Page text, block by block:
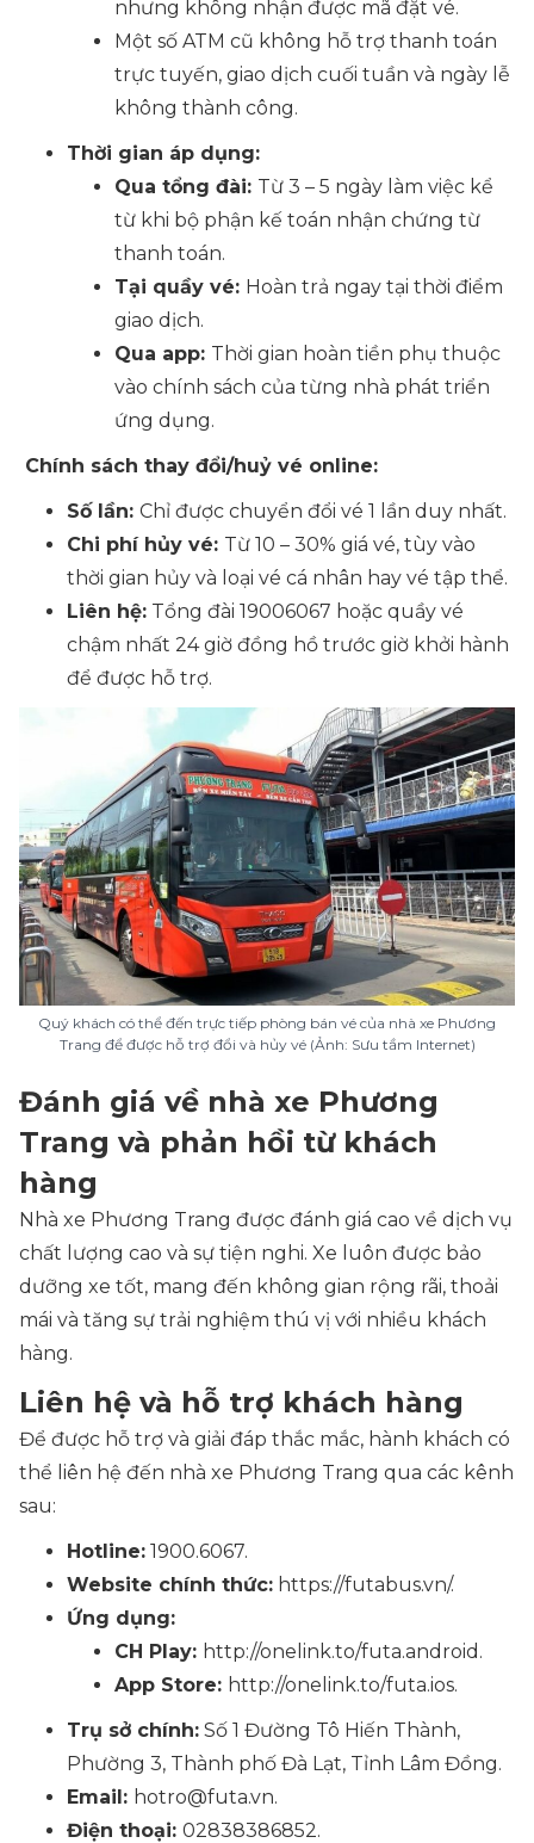
nhưng không nhận được mã đặt vé.
Một số ATM cũ không hỗ trợ thanh toán
trực tuyến, giao dịch cuối tuần và ngày lễ
không thành công.
Thời gian áp dụng:
Qua tổng đài: Từ 3 – 5 ngày làm việc kể
từ khi bộ phận kế toán nhận chứng từ
thanh toán.
Tại quầy vé: Hoàn trả ngay tại thời điểm
giao dịch.
Qua app: Thời gian hoàn tiền phụ thuộc
vào chính sách của từng nhà phát triển
ứng dụng.
Chính sách thay đổi/huỷ vé online:
Số lần: Chỉ được chuyển đổi vé 1 lần duy nhất.
Chi phí hủy vé: Từ 10 – 30% giá vé, tùy vào
thời gian hủy và loại vé cá nhân hay vé tập thể.
Liên hệ: Tổng đài 19006067 hoặc quầy vé
chậm nhất 24 giờ đồng hồ trước giờ khởi hành
để được hỗ trợ.
Quý khách có thể đến trực tiếp phòng bán vé của nhà xe Phương
Trang để được hỗ trợ đổi và hủy vé (Ảnh: Sưu tầm Internet)
Đánh giá về nhà xe Phương
Trang và phản hồi từ khách
hàng
Nhà xe Phương Trang được đánh giá cao về dịch vụ
chất lượng cao và sự tiện nghi. Xe luôn được bảo
dưỡng xe tốt, mang đến không gian rộng rãi, thoải
mái và tăng sự trải nghiệm thú vị với nhiều khách
hàng.
Liên hệ và hỗ trợ khách hàng
Để được hỗ trợ và giải đáp thắc mắc, hành khách có
thể liên hệ đến nhà xe Phương Trang qua các kênh
sau:
Hotline: 1900.6067.
Website chính thức: https://futabus.vn/.
Ứng dụng:
CH Play: http://onelink.to/futa.android.
App Store: http://onelink.to/futa.ios.
Trụ sở chính: Số 1 Đường Tô Hiến Thành,
Phường 3, Thành phố Đà Lạt, Tỉnh Lâm Đồng.
Email: hotro@futa.vn.
Điện thoại: 02838386852.